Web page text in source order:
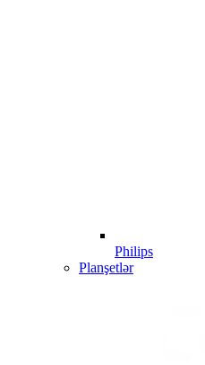
Philips
Planşetlər